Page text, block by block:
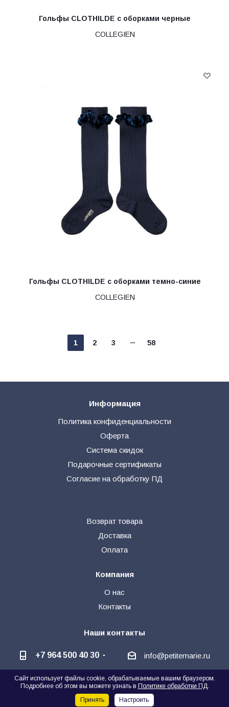
🗨
Гольфы CLOTHILDE с оборками черные
COLLEGIEN
Гольфы CLOTHILDE с оборками темно-синие
COLLEGIEN
1 2 3 58
Информация
Политика конфиденциальности
Оферта
Система скидок
Подарочные сертификаты
Согласие на обработку ПД
Возврат товара
Доставка
Оплата
Компания
О нас
Контакты
Наши контакты
+7 964 500 40 30 info@petitemarie.ru
@petite_kids +7 964 500 40 30
Написать директору
Сайт использует файлы cookie, обрабатываемые вашим браузером.
Подробнее об этом вы можете узнать в Политике обработки ПД.
Принять
Настроить